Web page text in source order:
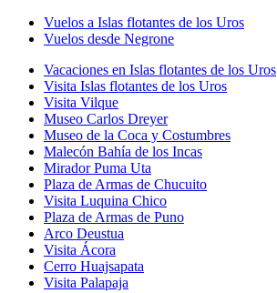
Vuelos a Islas flotantes de los Uros
Vuelos desde Negrone
Vacaciones en Islas flotantes de los Uros
Visita Islas flotantes de los Uros
Visita Vilque
Museo Carlos Dreyer
Museo de la Coca y Costumbres
Malecón Bahía de los Incas
Mirador Puma Uta
Plaza de Armas de Chucuito
Visita Luquina Chico
Plaza de Armas de Puno
Arco Deustua
Visita Ácora
Cerro Huajsapata
Visita Palapaja